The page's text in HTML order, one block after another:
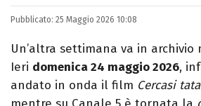
Laurea in Lettere,
passione per i cartoni
Pixar).
Pubblicato: 25 Maggio 2026 10:08
Un’altra settimana va in archivio
Ieri domenica 24 maggio 2026,
andato in onda il film Cercasi